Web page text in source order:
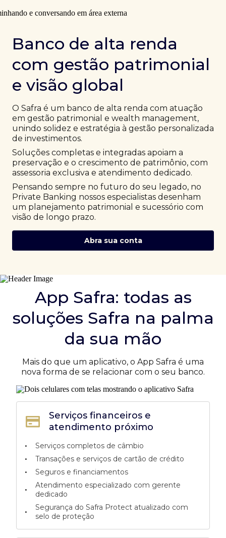
Banco de alta renda
com gestão patrimonial
e visão global
O Safra é um banco de alta renda com atuação
em gestão patrimonial e wealth management,
unindo solidez e estratégia à gestão personalizada
de investimentos.
Soluções completas e integradas apoiam a
preservação e o crescimento de patrimônio, com
assessoria exclusiva e atendimento dedicado.
Pensando sempre no futuro do seu legado, no
Private Banking nossos especialistas desenham
um planejamento patrimonial e sucessório com
visão de longo prazo.
Abra sua conta
App Safra: todas as
soluções Safra na palma
da sua mão
Mais do que um aplicativo, o App Safra é uma
nova forma de se relacionar com o seu banco.
Serviços financeiros e
atendimento próximo
•
Serviços completos de câmbio
• Transações e serviços de cartão de crédito
• Seguros e financiamentos
•
Atendimento especializado com gerente
dedicado
•
Segurança do Safra Protect atualizado com
selo de proteção